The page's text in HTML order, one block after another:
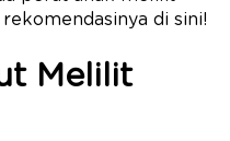
di sini!
Melilit